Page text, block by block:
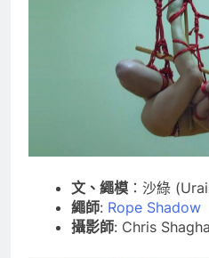
文、繩模 ：沙綠
繩師: Rope Shadow
攝影師: Chris